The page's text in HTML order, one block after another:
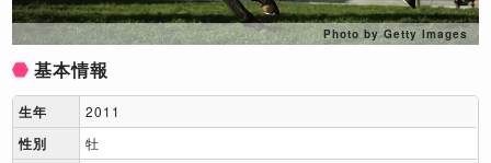
Photo by Getty Images
基本情報
生年 2011
性別 牡